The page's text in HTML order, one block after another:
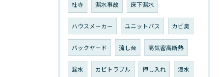
社寺 漏水事故 床下漏水
ハウスメーカー ユニットバス カビ臭
バックヤード 流し台 高気密高断熱
漏水 カビトラブル 押し入れ 浸水